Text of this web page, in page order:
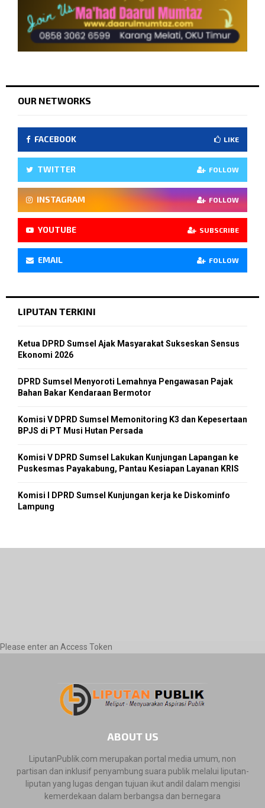
OUR NETWORKS
FACEBOOK LIKE
TWITTER FOLLOW
INSTAGRAM FOLLOW
YOUTUBE SUBSCRIBE
EMAIL FOLLOW
LIPUTAN TERKINI
Ketua DPRD Sumsel Ajak Masyarakat Sukseskan Sensus
Ekonomi 2026
DPRD Sumsel Menyoroti Lemahnya Pengawasan Pajak
Bahan Bakar Kendaraan Bermotor
Komisi V DPRD Sumsel Memonitoring K3 dan Kepesertaan
BPJS di PT Musi Hutan Persada
Komisi V DPRD Sumsel Lakukan Kunjungan Lapangan ke
Puskesmas Payakabung, Pantau Kesiapan Layanan KRIS
Komisi I DPRD Sumsel Kunjungan kerja ke Diskominfo
Lampung
Please enter an Access Token
ABOUT US
LiputanPublik.com merupakan portal media umum, non
partisan dan inklusif penyambung suara publik melalui liputan-
liputan yang lugas dengan tujuan ikut andil dalam mengisi
kemerdekaan dalam berbangsa dan bernegara